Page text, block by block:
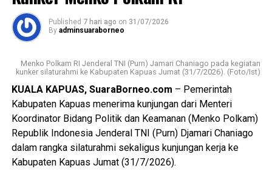
Messenger
Berdasarkan hasil penyelidikan aksi nekat itu dipicu
pertengkaran antara tersangka dengan kekasihnya Rah
hari dan bahkan disertai ancaman akan membakar kamar
“Malam kejadian tersangka sempat datang ke lokasi dan
berkumpul bersama para korban. Namun usai kembali dari
menonton pertandingan final Piala Dunia ia kembali
mendatangi barak karena kembali terlibat cekcok dengan
korban,” katanya.
Published 7 hari ago on 31/07/2026
By adminsuaraborneo
Menko Polkam RI Jenderal TNI (Purn) Jamari Chaniago pada kegiatan
kunker silaturahmi ke Kabupaten Kapuas Jumat (31/7/2026). (Foto/Ist)
KUALA KAPUAS, SuaraBorneo.com – Pemerintah
Kabupaten Kapuas menerima kunjungan dari Menteri
Koordinator Bidang Politik dan Keamanan (Menko Polkam)
Republik Indonesia Jenderal TNI (Purn) Djamari Chaniago
dalam rangka silaturahmi sekaligus kunjungan kerja ke
Kabupaten Kapuas Jumat (31/7/2026).